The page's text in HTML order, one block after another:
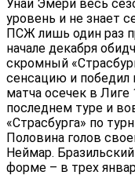
Унаи Эмери весь
уровень и не знает
ПСЖ лишь один раз
начале декабря
скромный
сенсацию и победил
матча осечек в Лиге
последнем туре и
«Страсбурга» по
Половина голов
Неймар.
форме – в трех